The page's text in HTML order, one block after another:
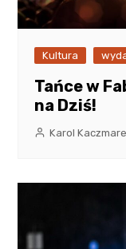
Kultura
Tańce w
na Dziś!
Karol